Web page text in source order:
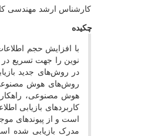
کارشناس ارشد مهندسی
چکیده
با افزایش حجم
نوین را جهت تسریع
در روش‌های جدید
روش‌های هوش مصنوعی
هوش مصنوعی،
کاربردهای بازیابی
است و از پیوندهای